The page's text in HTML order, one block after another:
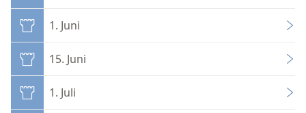
1. Juni
15. Juni
1. Juli